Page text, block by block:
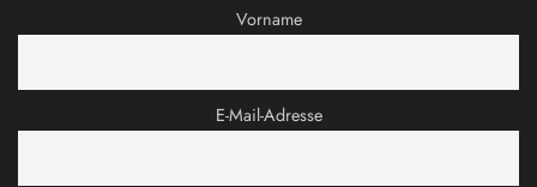
Vorname
E-Mail-Adresse